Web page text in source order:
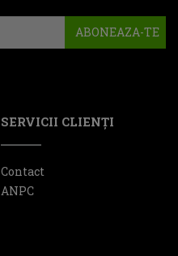
ABONEAZA-TE
SERVICII CLIENŢI
Contact
ANPC